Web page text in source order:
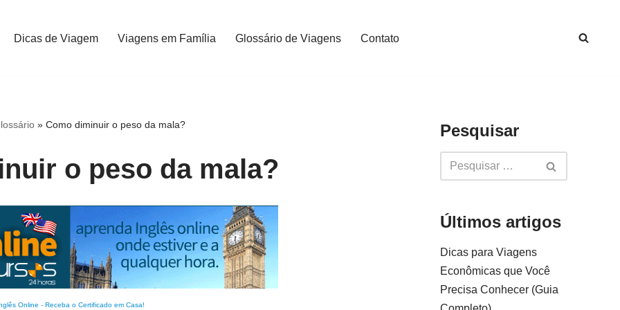
Dicas de Viagem Viagens em Família Glossário de Viagens Contato
» Como diminuir o peso da mala?
o peso da mala?
Online - Receba o Certificado em Casa!
Pesquisar
Últimos artigos
Dicas para Viagens
Econômicas que Você
Precisa Conhecer (Guia